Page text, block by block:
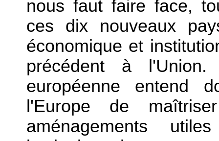
nous faut faire face,
ces dix nouveaux
économique et
précédent à
européenne entend
l'Europe de
aménagements